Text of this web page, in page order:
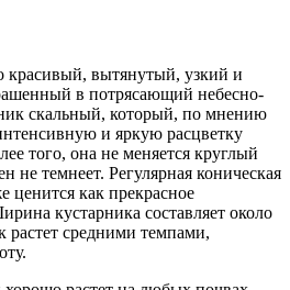
красивый, вытянутый, узкий и
в потрясающий небесно-
скальный, который, по мнению
и яркую расцветку
того, она не меняется круглый
не темнеет. Регулярная коническая
ценится как прекрасное
кустарника составляет около
средними темпами,